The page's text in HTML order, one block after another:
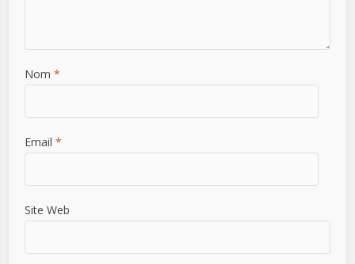
Nom *
Email *
Site Web